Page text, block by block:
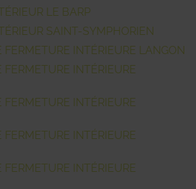
LE BARP
SAINT-SYMPHORIEN
FERMETURE INTÉRIEURE LANGON
FERMETURE INTÉRIEURE
FERMETURE INTÉRIEURE
FERMETURE INTÉRIEURE
FERMETURE INTÉRIEURE